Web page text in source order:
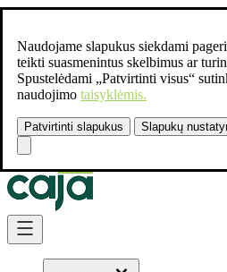
Naudojame slapukus siekdami
teikti suasmenintus skelbimus ar
Spustelėdami „Patvirtinti visus“
naudojimo taisyklėmis.
Patvirtinti slapukus Slapukų
Susisiekite:
Skip to Content